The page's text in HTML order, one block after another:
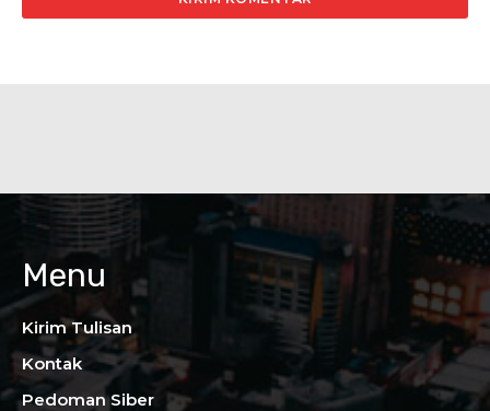
Menu
Kirim Tulisan
Kontak
Pedoman Siber